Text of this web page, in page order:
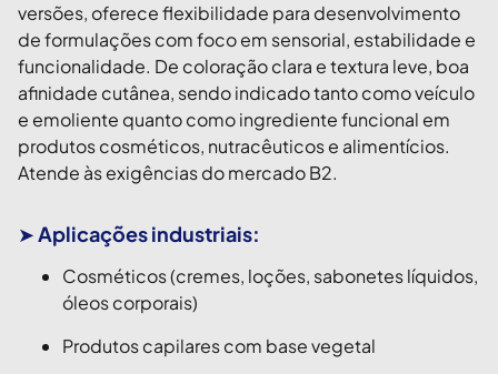
versões, oferece flexibilidade para desenvolvimento
de formulações com foco em sensorial, estabilidade e
funcionalidade. De coloração clara e textura leve, boa
afinidade cutânea, sendo indicado tanto como veículo
e emoliente quanto como ingrediente funcional em
produtos cosméticos, nutracêuticos e alimentícios.
Atende às exigências do mercado B2.
➤Aplicações industriais:
Cosméticos (cremes, loções, sabonetes líquidos,
óleos corporais)
Produtos capilares com base vegetal